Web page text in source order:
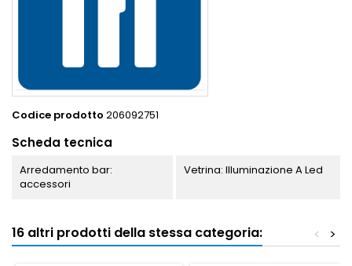
Codice prodotto 206092751
Scheda tecnica
Arredamento bar:
accessori
Vetrina: Illuminazione A Led
16 altri prodotti della stessa categoria: >
<